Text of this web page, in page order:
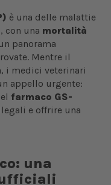
è una delle malattie
con una mortalità
panorama
Mentre il
i medici veterinari
appello urgente:
farmaco GS-
e offrire una
una